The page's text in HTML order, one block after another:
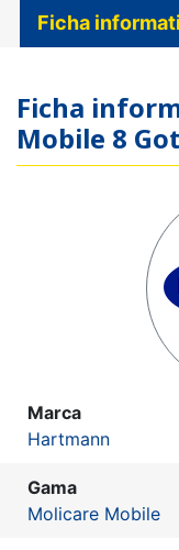
Ficha
Ficha
Mobile 8
Marca
Hartmann
Gama
Molicare Mobile